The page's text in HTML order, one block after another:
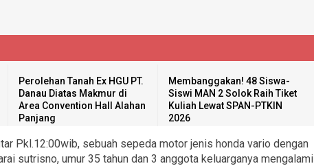
Perolehan Tanah Ex HGU PT.
Danau Diatas Makmur di
Area Convention Hall Alahan
Panjang
Membanggakan! 48 Siswa-
Siswi MAN 2 Solok Raih Tiket
Kuliah Lewat SPAN-PTKIN
2026
Pkl.12:00wib, sebuah sepeda motor jenis honda vario dengan
sutrisno, umur 35 tahun dan 3 anggota keluarganya mengalami